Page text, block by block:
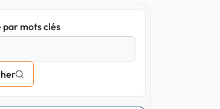
par mots clés